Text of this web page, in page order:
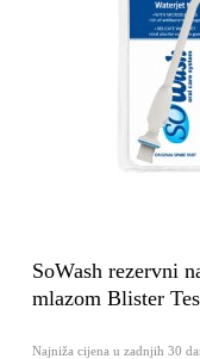
SoWash rezervni
mlazom Blister
Najniža cijena u zadnjih 30